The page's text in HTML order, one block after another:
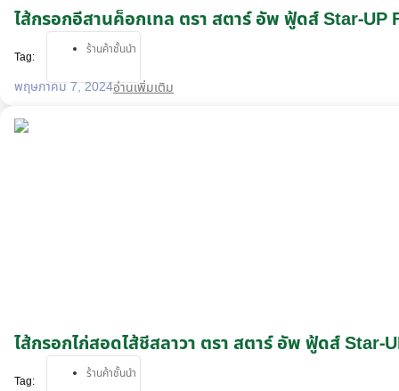
ไส้กรอกอีสานค็อกเทล ตรา สตาร์ อัพ ฟู้ดส์ Star-UP
Tag: ร้านค้าชั้นนำ
พฤษภาคม 7, 2024อ่านเพิ่มเติม
ไส้กรอกไก่สอดไส้ชีสลาวา ตรา สตาร์ อัพ ฟู้ดส์ Star-
Tag: ร้านค้าชั้นนำ